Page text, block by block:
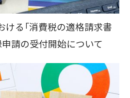
ける「消費税の適格請求書
請の受付開始について